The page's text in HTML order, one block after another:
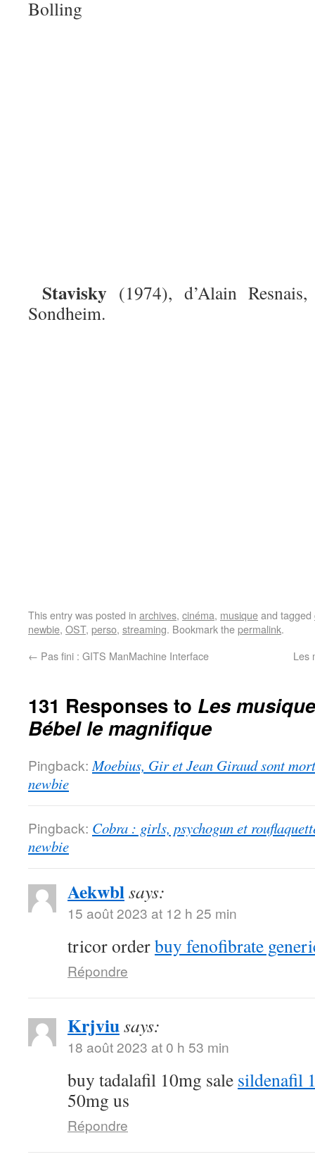
Bolling
Stavisky(1974), d’Alain Resnais,
Sondheim.
This entry was posted in archives, cinéma, musiqueand tagged
newbie, OST, perso, streaming. Bookmark thepermalink.
← Pas fini : GITS ManMachine Interface Les
131 Responses to Les
Bébel le magnifique
Pingback: Moebius, Gir et Jean Giraud sont
newbie
Pingback: Cobra : girls, psychogun et
newbie
Aekwblsays:
15 août 2023 at 12 h 25 min
tricor orderbuy fenofibrate
Répondre
Krjviusays:
18 août 2023 at 0 h 53 min
buy tadalafil 10mg sale sildenafil
50mg us
Répondre